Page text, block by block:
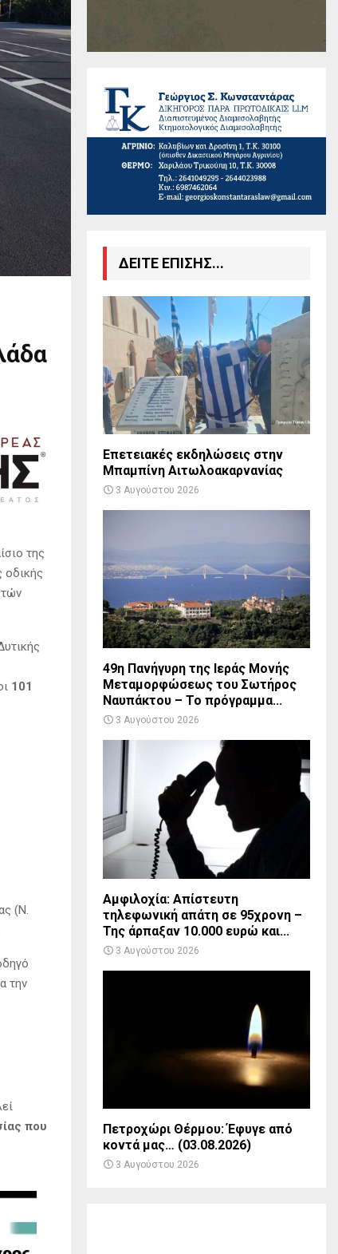
της
οδικής
101
(Ν.
την
που
ΔΕΙΤΕ ΕΠΙΣΗΣ...
Επετειακές εκδηλώσεις στην
Μπαμπίνη Αιτωλοακαρνανίας
3 Αυγούστου 2026
49η Πανήγυρη της Ιεράς Μονής
Μεταμορφώσεως του Σωτήρος
Ναυπάκτου – Το πρόγραμμα...
3 Αυγούστου 2026
Αμφιλοχία: Απίστευτη
τηλεφωνική απάτη σε 95χρονη –
Της άρπαξαν 10.000 ευρώ και...
3 Αυγούστου 2026
Πετροχώρι Θέρμου: Έφυγε από
κοντά μας… (03.08.2026)
3 Αυγούστου 2026